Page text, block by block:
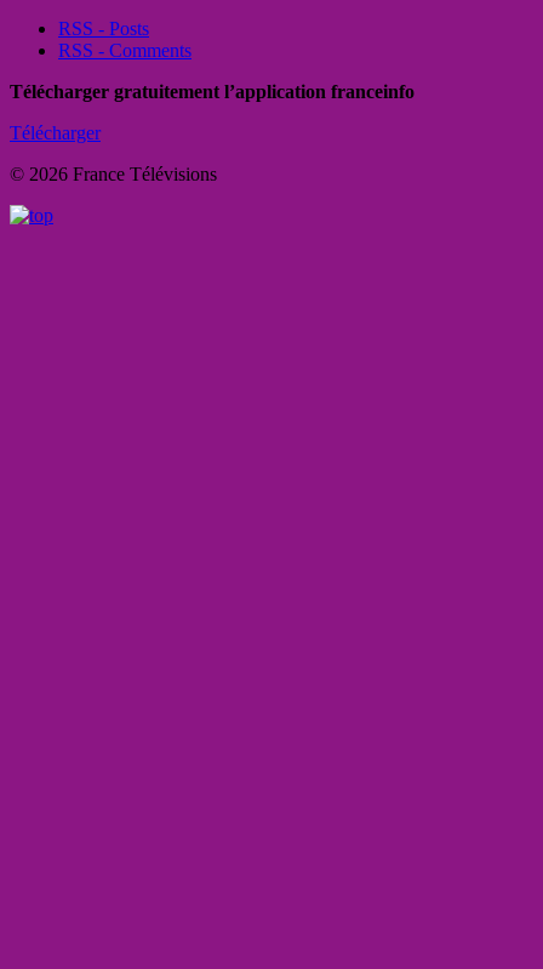
RSS - Posts
RSS - Comments
Télécharger gratuitement l’application franceinfo
Télécharger
© 2026 France Télévisions